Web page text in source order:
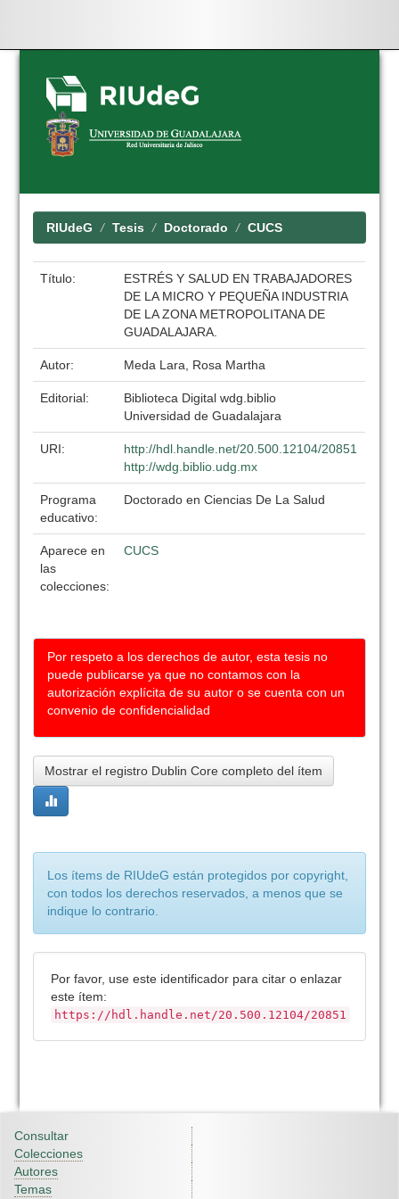
Skip
navigation
RIUdeG Tesis Doctorado CUCS
Título:
ESTRÉS Y SALUD EN TRABAJADORES
DE LA MICRO Y PEQUEÑA INDUSTRIA
DE LA ZONA METROPOLITANA DE
GUADALAJARA.
Autor: Meda Lara, Rosa Martha
Editorial:
Biblioteca Digital wdg.biblio
Universidad de Guadalajara
URI:
http://hdl.handle.net/20.500.12104/20851
http://wdg.biblio.udg.mx
Programa
educativo:
Doctorado en Ciencias De La Salud
Aparece en
las
colecciones:
CUCS
Por respeto a los derechos de autor, esta tesis no
puede publicarse ya que no contamos con la
autorización explícita de su autor o se cuenta con un
convenio de confidencialidad
Mostrar el registro Dublin Core completo del ítem
Los ítems de RIUdeG están protegidos por copyright,
con todos los derechos reservados, a menos que se
indique lo contrario.
Por favor, use este identificador para citar o enlazar
este ítem:
https://hdl.handle.net/20.500.12104/20851
Consultar
Colecciones
Autores
Temas